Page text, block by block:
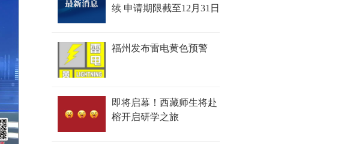
续 申请期限截至12月31日
福州发布雷电黄色预警
即将启幕！西藏师生将赴
榕开启研学之旅